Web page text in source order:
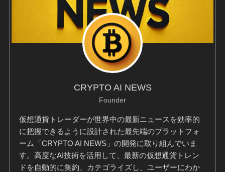
CRYPTO AI NEWS
Founder
仮想通貨トレーダーが世界中の最新ニュースを効率的
に把握できるように設計された最先端のプラットフォ
ーム「CRYPTO AI NEWS」の開発に取り組んでいま
す。高度なAI技術を活用して、最新の仮想通貨トレン
ドを自動的に集約、カテゴライズし、ユーザーにわか